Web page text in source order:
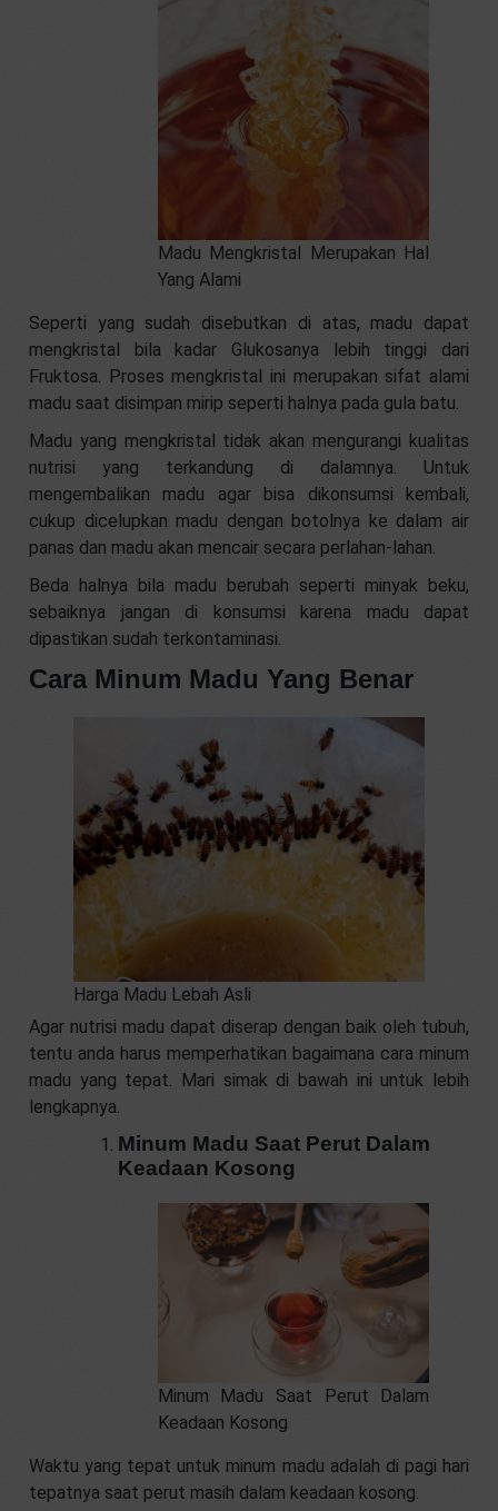
Madu Mengkristal Merupakan Hal
Yang Alami
Seperti yang sudah disebutkan di atas, madu dapat
mengkristal bila kadar Glukosanya lebih tinggi dari
Fruktosa. Proses mengkristal ini merupakan sifat alami
madu saat disimpan mirip seperti halnya pada gula batu.
Madu yang mengkristal tidak akan mengurangi kualitas
nutrisi yang terkandung di dalamnya. Untuk
mengembalikan madu agar bisa dikonsumsi kembali,
cukup dicelupkan madu dengan botolnya ke dalam air
panas dan madu akan mencair secara perlahan-lahan.
Beda halnya bila madu berubah seperti minyak beku,
sebaiknya jangan di konsumsi karena madu dapat
dipastikan sudah terkontaminasi.
Cara Minum Madu Yang Benar
Harga Madu Lebah Asli
Agar nutrisi madu dapat diserap dengan baik oleh tubuh,
tentu anda harus memperhatikan bagaimana cara minum
madu yang tepat. Mari simak di bawah ini untuk lebih
lengkapnya.
Minum Madu Saat Perut Dalam
Keadaan Kosong
Minum Madu Saat Perut Dalam
Keadaan Kosong
Waktu yang tepat untuk minum madu adalah di pagi hari
tepatnya saat perut masih dalam keadaan kosong.